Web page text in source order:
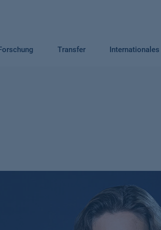
Transfer Internationales